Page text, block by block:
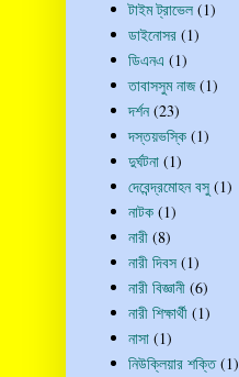
টাইম ট্রাভেল (1)
ডাইনোসর (1)
ডিএনএ (1)
তাবাসসুম নাজ (1)
দর্শন (23)
দস্তয়ভস্কি (1)
দুর্ঘটনা (1)
দেবেন্দ্রমোহন বসু (1)
নাটক (1)
নারী (8)
নারী দিবস (1)
নারী বিজ্ঞানী (6)
নারী শিক্ষার্থী (1)
নাসা (1)
নিউক্লিয়ার শক্তি (1)